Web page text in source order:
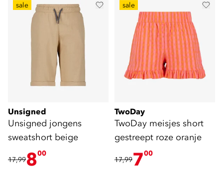
sale
Unsigned
Unsigned jongens
sweatshort beige
17,99800
sale
TwoDay
TwoDay meisjes short
gestreept roze oranje
17,99700